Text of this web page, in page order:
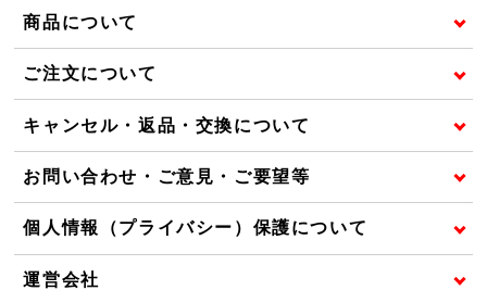
商品について
ご注文について
キャンセル・返品・交換について
お問い合わせ・ご意見・ご要望等
個人情報（プライバシー）保護について
運営会社